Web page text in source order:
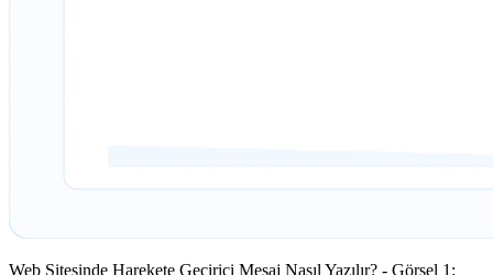
Web Sitesinde Harekete Geçirici Mesaj Nasıl Yazılır? - Görsel 1: